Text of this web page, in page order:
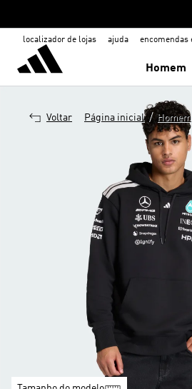
localizador de lojas ajuda encomendas
Homem
Voltar Página inicial / Homem